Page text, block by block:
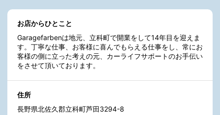
お店からひとこと
Garagefarbenは地元、立科町で開業をして14年目を迎えま
す。丁寧な仕事、お客様に喜んでもらえる仕事をし、常にお
客様の側に立った考えの元、カーライフサポートのお手伝い
をさせて頂いております。
住所
長野県北佐久郡立科町芦田3294-8